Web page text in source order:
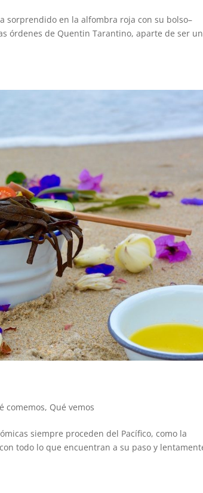
sorprendido en la alfombra roja con su bolso–
órdenes de Quentin Tarantino, aparte de ser
comemos, Qué vemos
siempre proceden del Pacífico, como la
todo lo que encuentran a su paso y